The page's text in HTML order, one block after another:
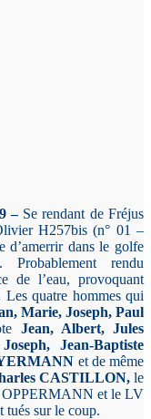
–Se rendant de Fréjus
H257bis (n° 01 –
d’amerrir dans le golfe
rendu
de l’eau, provoquant
Les quatre hommes qui
Marie, Joseph, Paul
Jean, Albert, Jules
Joseph, Jean-Baptiste
et de même
CASTILLON, le
OPPERMANN et le LV
sur le coup.